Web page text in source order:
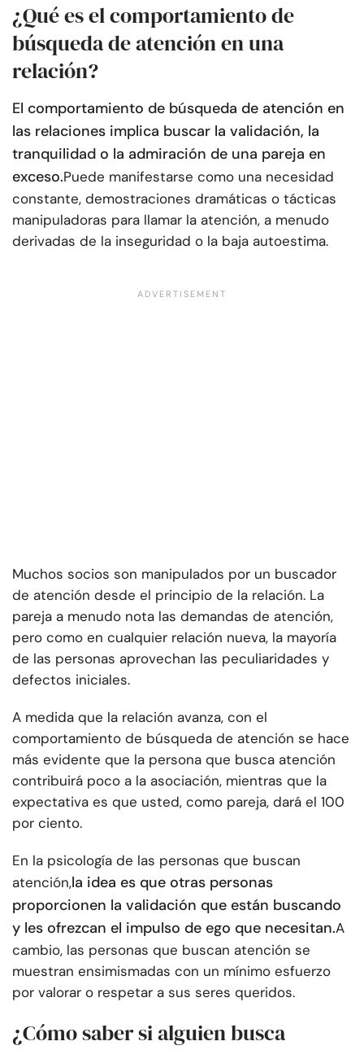
¿Qué es el comportamiento de
búsqueda de atención en una
relación?
El comportamiento de búsqueda de atención en
las relaciones implica buscar la validación, la
tranquilidad o la admiración de una pareja en
exceso.Puede manifestarse como una necesidad
constante, demostraciones dramáticas o tácticas
manipuladoras para llamar la atención, a menudo
derivadas de la inseguridad o la baja autoestima.
Muchos socios son manipulados por un buscador
de atención desde el principio de la relación. La
pareja a menudo nota las demandas de atención,
pero como en cualquier relación nueva, la mayoría
de las personas aprovechan las peculiaridades y
defectos iniciales.
A medida que la relación avanza, con el
comportamiento de búsqueda de atención se hace
más evidente que la persona que busca atención
contribuirá poco a la asociación, mientras que la
expectativa es que usted, como pareja, dará el 100
por ciento.
En la psicología de las personas que buscan
atención,la idea es que otras personas
proporcionen la validación que están buscando
y les ofrezcan el impulso de ego que necesitan.A
cambio, las personas que buscan atención se
muestran ensimismadas con un mínimo esfuerzo
por valorar o respetar a sus seres queridos.
¿Cómo saber si alguien busca